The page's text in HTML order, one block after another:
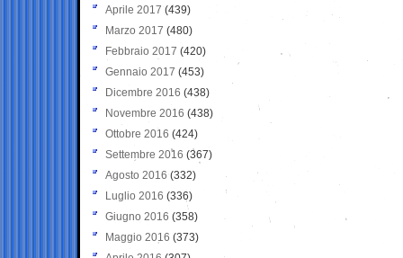
Aprile 2017 (439)
Marzo 2017 (480)
Febbraio 2017 (420)
Gennaio 2017 (453)
Dicembre 2016 (438)
Novembre 2016 (438)
Ottobre 2016 (424)
Settembre 2016 (367)
Agosto 2016 (332)
Luglio 2016 (336)
Giugno 2016 (358)
Maggio 2016 (373)